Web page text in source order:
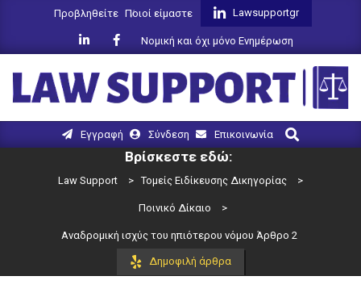
Προβληθείτε Ποιοί είμαστε Lawsupportgr
Νομική και όχι μόνο Ενημέρωση
LAW
SUPPORT
Navigation
Εγγραφή Σύνδεση Επικοινωνία
Search
Βρίσκεστε εδώ:
Law Support > Τομείς Ειδίκευσης Δικηγορίας >
Ποινικό Δίκαιο >
Αναδρομική ισχύς του ηπιότερου νόμου Άρθρο 2
Δημοφιλή άρθρα